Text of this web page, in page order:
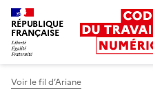
RÉPUBLIQUE
FRANÇAISE
Voir le fil d’Ariane